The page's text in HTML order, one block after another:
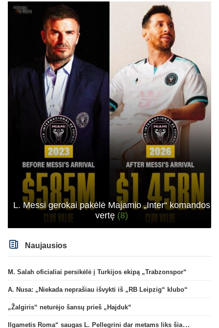
L. Messi gerokai pakėlė Majamio „Inter“ komandos
vertę (8)
Naujausios
M. Salah oficialiai persikėlė į Turkijos ekipą „Trabzonspor“
A. Nusa: „Niekada neprašiau išvykti iš „RB Leipzig“ klubo“
„Žalgiris“ neturėjo šansų prieš „Hajduk“
Ilgametis Roma“ saugas L. Pellegrini dar metams liks šiame klube